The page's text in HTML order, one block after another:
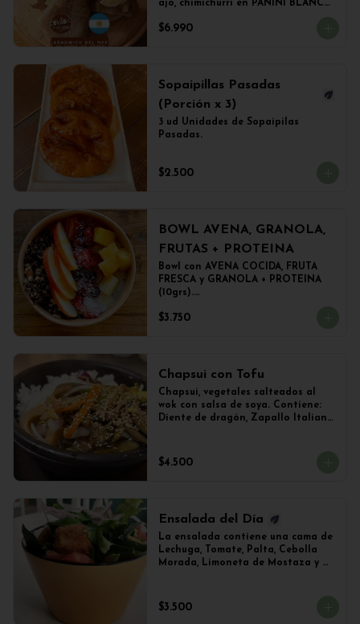
ajo, chimichurri en PANINI BLANCO
$6.990
Sopaipillas Pasadas
(Porción x 3)
3 ud Unidades de Sopaipilas
Pasadas.
$2.500
BOWL AVENA, GRANOLA,
FRUTAS + PROTEINA
Bowl con AVENA COCIDA, FRUTA
FRESCA y GRANOLA + PROTEINA
(10grs).
de 500grs aprox.
$3.750
Chapsui con Tofu
Chapsui, vegetales salteados al
wok con salsa de soya. Contiene:
Diente de dragón, Zapallo Italiano,
porción de arroz.
$4.500
Ensalada del Día
La ensalada contiene una cama de
Lechuga, Tomate, Palta, Cebolla
Morada, Limoneta de Mostaza y
o Falafel.
$3.500